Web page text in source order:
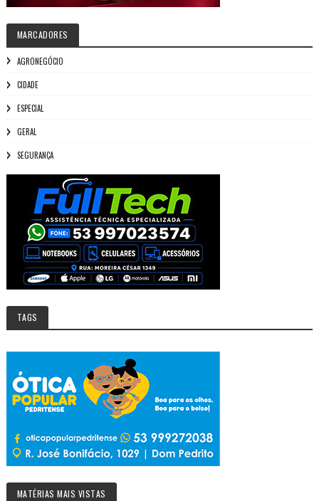
MARCADORES
AGRONEGÓCIO
CIDADE
ESPECIAL
GERAL
SEGURANÇA
TAGS
MATÉRIAS MAIS VISTAS